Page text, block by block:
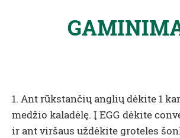
1. Ant rūkstančių anglių dėkite 1
medžio kaladėlę. Į EGG dėkite
ir ant viršaus uždėkite groteles